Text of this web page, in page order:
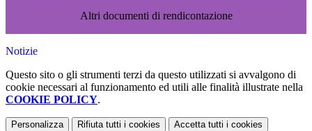
Altri documenti di rendicontazione
Notizie
Questo sito o gli strumenti terzi da questo utilizzati si avvalgono di
cookie necessari al funzionamento ed utili alle finalità illustrate nella
COOKIE POLICY.
Personalizza Rifiuta tutti i cookies Accetta tutti i cookies